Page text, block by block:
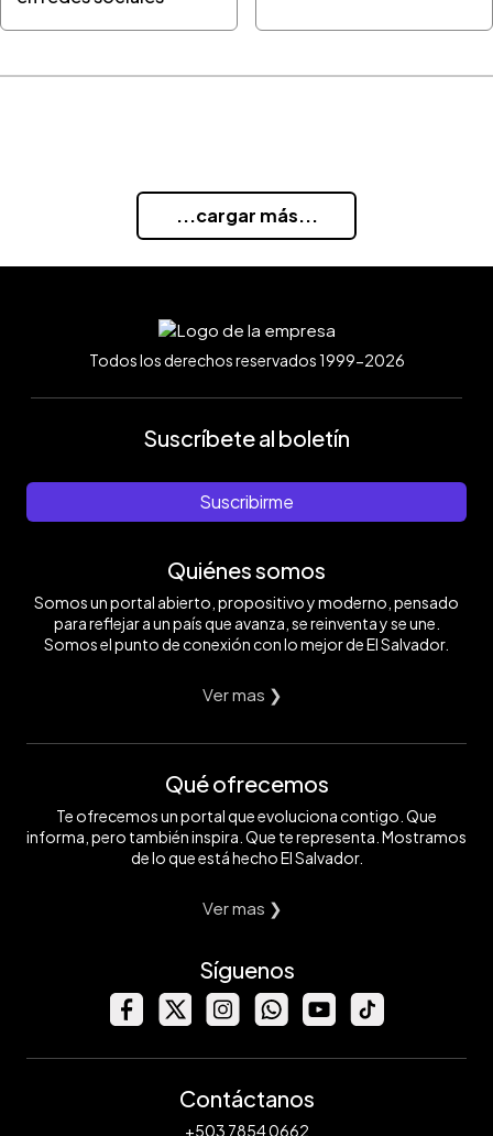
...cargar más...
Todos los derechos reservados 1999-2026
Suscríbete al boletín
Suscribirme
Quiénes somos
Somos un portal abierto, propositivo y moderno, pensado
para reflejar a un país que avanza, se reinventa y se une.
Somos el punto de conexión con lo mejor de El Salvador.
Ver mas ❯
Qué ofrecemos
Te ofrecemos un portal que evoluciona contigo. Que
informa, pero también inspira. Que te representa. Mostramos
de lo que está hecho El Salvador.
Ver mas ❯
Síguenos
Contáctanos
+503 7854 0662